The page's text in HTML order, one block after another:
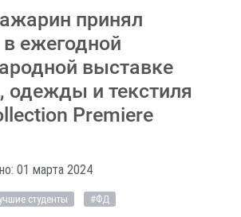
принял
ежегодной
выставке
одежды и текстиля
Premiere
01 марта 2024
студенты #ФД